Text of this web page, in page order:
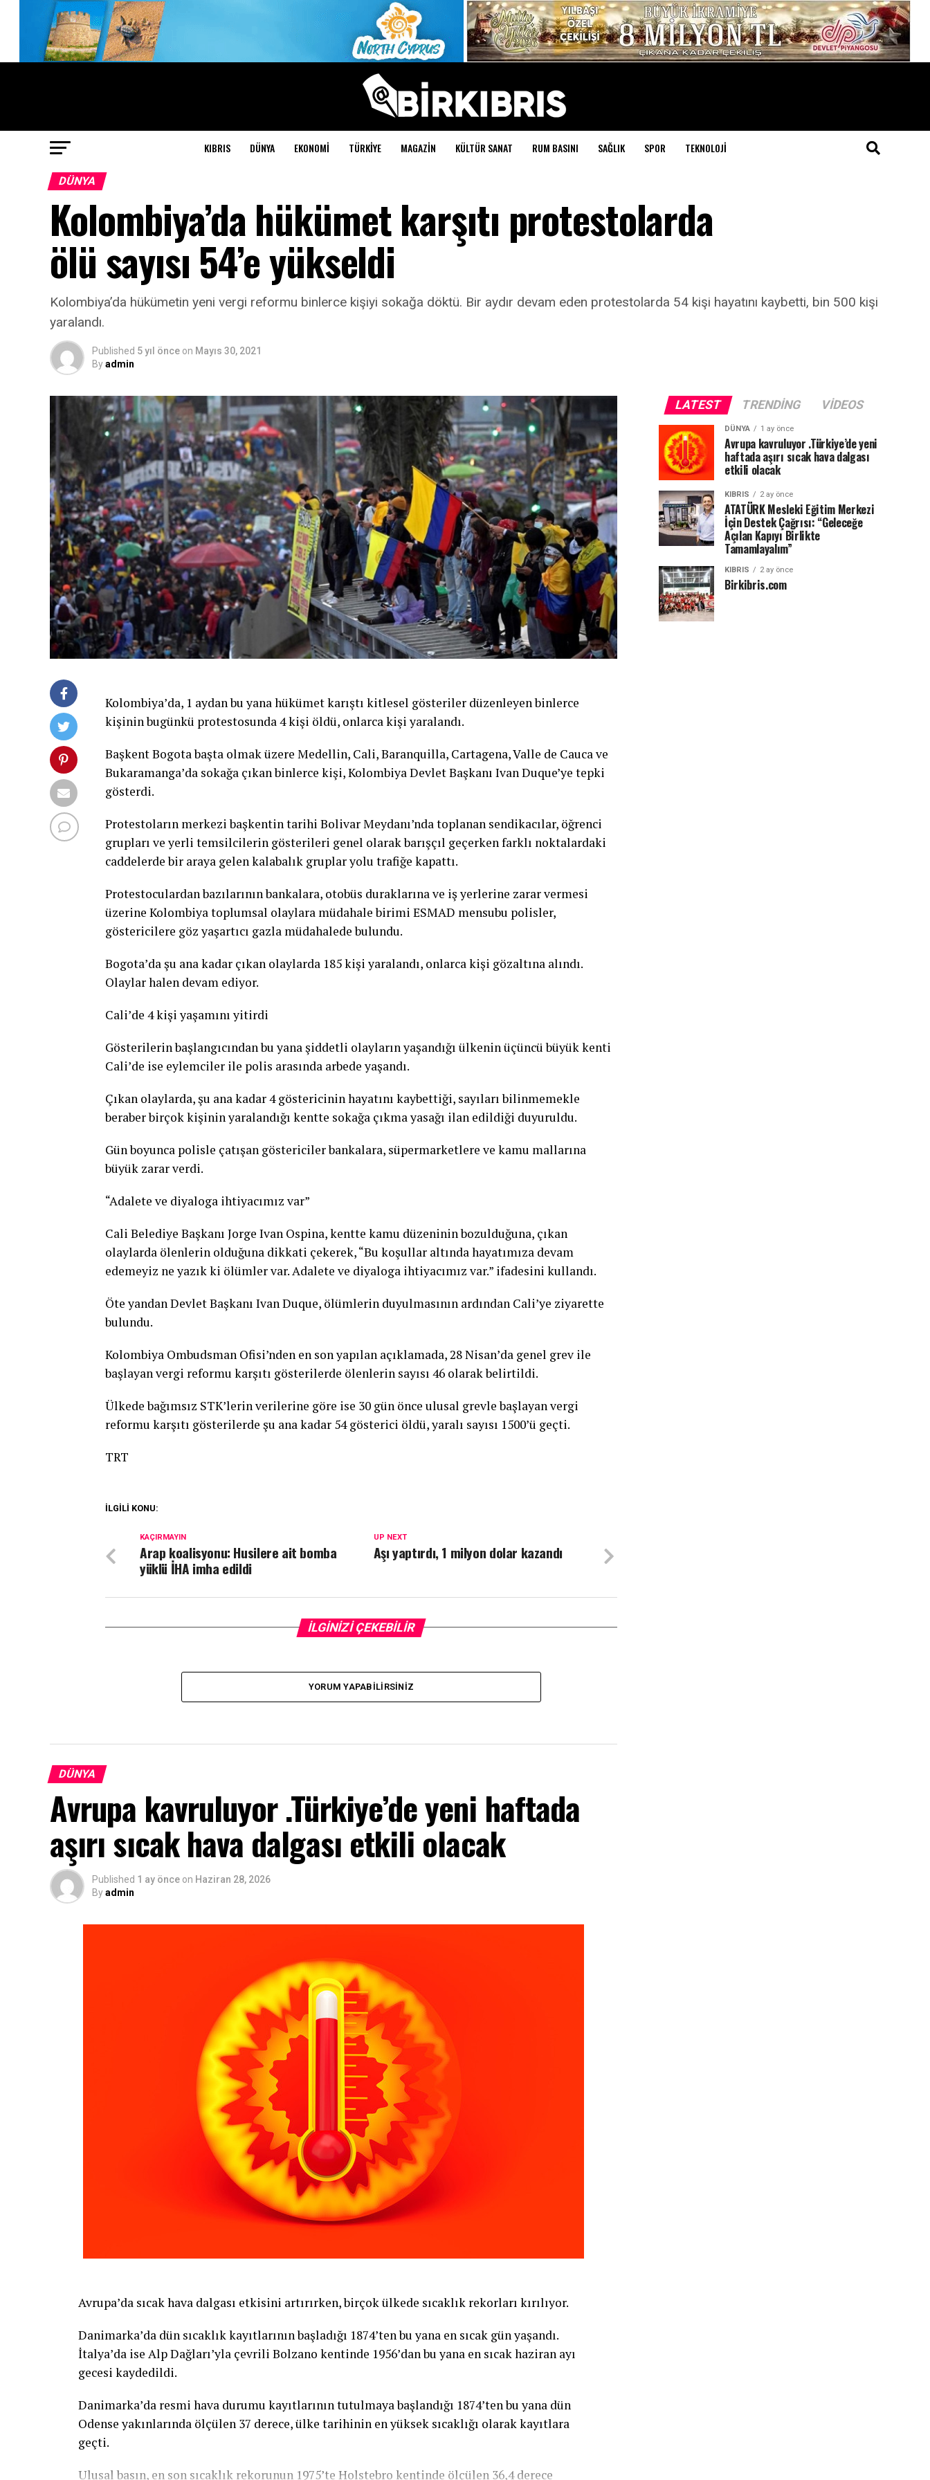
KIBRIS DÜNYA EKONOMI TÜRKIYE MAGAZIN KÜLTÜR SANAT RUM BASINI SAĞLIK SPOR TEKNOLOJI
DÜNYA
Kolombiya’da hükümet karşıtı protestolarda
ölü sayısı 54’e yükseldi
Kolombiya’da hükümetin yeni vergi reformu binlerce kişiyi sokağa döktü. Bir aydır devam eden protestolarda 54 kişi hayatını kaybetti, bin 500 kişi
yaralandı.
Published 5 yıl önce on Mayıs 30, 2021
Byadmin
Kolombiya’da, 1 aydan bu yana hükümet karıştı kitlesel gösteriler düzenleyen binlerce
kişinin bugünkü protestosunda 4 kişi öldü, onlarca kişi yaralandı.
Başkent Bogota başta olmak üzere Medellin, Cali, Baranquilla, Cartagena, Valle de Cauca ve
Bukaramanga’da sokağa çıkan binlerce kişi, Kolombiya Devlet Başkanı Ivan Duque’ye tepki
gösterdi.
Protestoların merkezi başkentin tarihi Bolivar Meydanı’nda toplanan sendikacılar, öğrenci
grupları ve yerli temsilcilerin gösterileri genel olarak barışçıl geçerken farklı noktalardaki
caddelerde bir araya gelen kalabalık gruplar yolu trafiğe kapattı.
Protestoculardan bazılarının bankalara, otobüs duraklarına ve iş yerlerine zarar vermesi
üzerine Kolombiya toplumsal olaylara müdahale birimi ESMAD mensubu polisler,
göstericilere göz yaşartıcı gazla müdahalede bulundu.
Bogota’da şu ana kadar çıkan olaylarda 185 kişi yaralandı, onlarca kişi gözaltına alındı.
Olaylar halen devam ediyor.
Cali’de 4 kişi yaşamını yitirdi
Gösterilerin başlangıcından bu yana şiddetli olayların yaşandığı ülkenin üçüncü büyük kenti
Cali’de ise eylemciler ile polis arasında arbede yaşandı.
Çıkan olaylarda, şu ana kadar 4 göstericinin hayatını kaybettiği, sayıları bilinmemekle
beraber birçok kişinin yaralandığı kentte sokağa çıkma yasağı ilan edildiği duyuruldu.
Gün boyunca polisle çatışan göstericiler bankalara, süpermarketlere ve kamu mallarına
büyük zarar verdi.
“Adalete ve diyaloga ihtiyacımız var”
Cali Belediye Başkanı Jorge Ivan Ospina, kentte kamu düzeninin bozulduğuna, çıkan
olaylarda ölenlerin olduğuna dikkati çekerek, “Bu koşullar altında hayatımıza devam
edemeyiz ne yazık ki ölümler var. Adalete ve diyaloga ihtiyacımız var.” ifadesini kullandı.
Öte yandan Devlet Başkanı Ivan Duque, ölümlerin duyulmasının ardından Cali’ye ziyarette
bulundu.
Kolombiya Ombudsman Ofisi’nden en son yapılan açıklamada, 28 Nisan’da genel grev ile
başlayan vergi reformu karşıtı gösterilerde ölenlerin sayısı 46 olarak belirtildi.
Ülkede bağımsız STK’lerin verilerine göre ise 30 gün önce ulusal grevle başlayan vergi
reformu karşıtı gösterilerde şu ana kadar 54 gösterici öldü, yaralı sayısı 1500’ü geçti.
TRT
İLGİLİ KONU:
UP NEXT
Aşı yaptırdı, 1 milyon dolar kazandı
KAÇIRMAYIN
Arap koalisyonu: Husilere ait bomba
yüklü İHA imha edildi
İLGİNİZİ ÇEKEBİLİR
YORUM YAPABILIRSINIZ
DÜNYA
Avrupa kavruluyor .Türkiye’de yeni haftada
aşırı sıcak hava dalgası etkili olacak
Published 1 ay önce on Haziran 28, 2026
Byadmin
Avrupa’da sıcak hava dalgası etkisini artırırken, birçok ülkede sıcaklık rekorları kırılıyor.
Danimarka’da dün sıcaklık kayıtlarının başladığı 1874’ten bu yana en sıcak gün yaşandı.
İtalya’da ise Alp Dağları’yla çevrili Bolzano kentinde 1956’dan bu yana en sıcak haziran ayı
gecesi kaydedildi.
Danimarka’da resmi hava durumu kayıtlarının tutulmaya başlandığı 1874’ten bu yana dün
Odense yakınlarında ölçülen 37 derece, ülke tarihinin en yüksek sıcaklığı olarak kayıtlara
geçti.
Ulusal basın, en son sıcaklık rekorunun 1975’te Holstebro kentinde ölçülen 36,4 derece
LATEST TRENDING VIDEOS
DÜNYA 1 ay önce
Avrupa kavruluyor .Türkiye’de yeni
haftada aşırı sıcak hava dalgası
etkili olacak
KIBRIS 2 ay önce
ATATÜRK Mesleki Eğitim Merkezi
İçin Destek Çağrısı: “Geleceğe
Açılan Kapıyı Birlikte
Tamamlayalım”
KIBRIS 2 ay önce
Birkibris.com